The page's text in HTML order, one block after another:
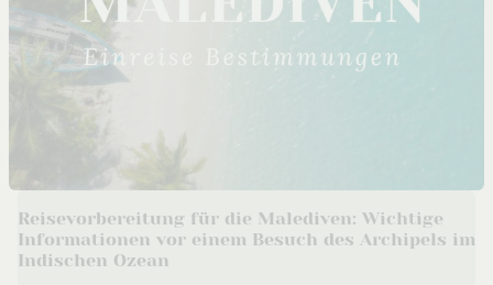
Reisevorbereitung für die Malediven: Wichtige
Informationen vor einem Besuch des Archipels im
Indischen Ozean